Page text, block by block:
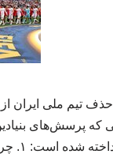
که پرسش‌های